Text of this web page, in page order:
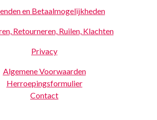
en Betaalmogelijkheden
Retourneren, Ruilen, Klachten
Privacy
Algemene Voorwaarden
Herroepingsformulier
Contact